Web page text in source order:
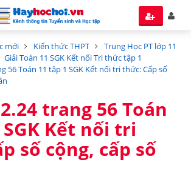
mới Kiến thức THPT
Trung Học PT lớp 11
Giải Toán 11 SGK Kết nối Tri thức tập 1
56 Toán 11 tập 1 SGK Kết nối tri thức: Cấp số
trang 56 Toán
Kết nối tri
số cộng, cấp số